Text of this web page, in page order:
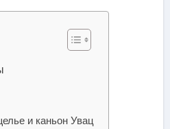
и каньон Увац